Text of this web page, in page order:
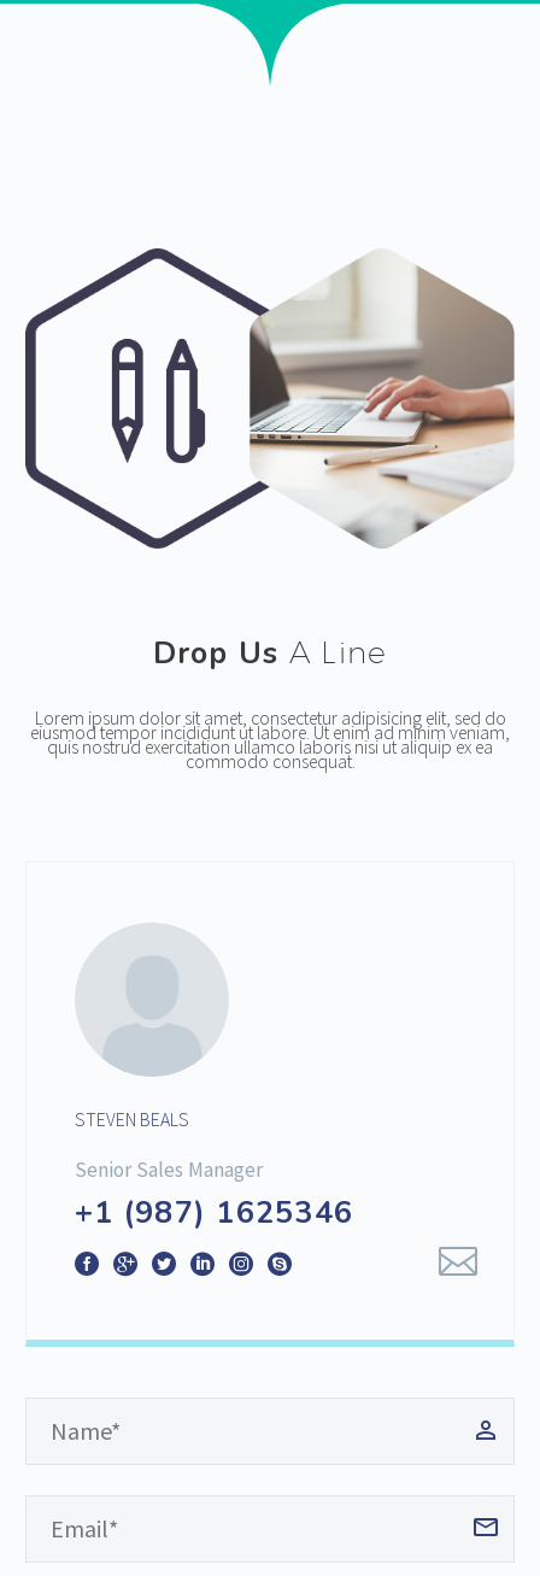
Drop Us A Line
Lorem ipsum dolor sit amet, consectetur adipisicing elit, sed do
eiusmod tempor incididunt ut labore. Ut enim ad minim veniam,
quis nostrud exercitation ullamco laboris nisi ut aliquip ex ea
commodo consequat.
STEVEN BEALS
Senior Sales Manager
+1 (987) 1625346